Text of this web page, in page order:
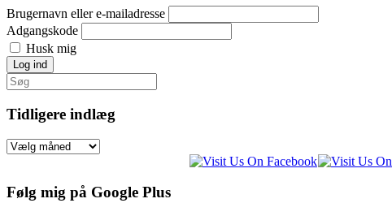
Brugernavn eller e-mailadresse
Adgangskode
Husk mig
Log ind
Søg
efter:
Tidligere indlæg
Tidligere
Følg mig på Google Plus